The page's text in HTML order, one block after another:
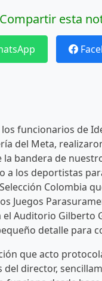
esta
funcionarios de
del Meta,
la bandera de
a los deportistas
Colombia
Juegos
Auditorio Gilberto
detalle para
que acto
del director,